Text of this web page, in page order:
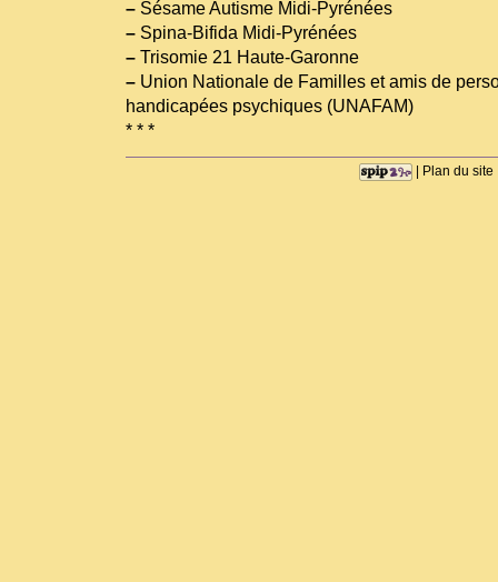
– Sésame Autisme Midi-Pyrénées
– Spina-Bifida Midi-Pyrénées
– Trisomie 21 Haute-Garonne
– Union Nationale de Familles et amis de
handicapées psychiques (UNAFAM)
* * *
| Plan du site